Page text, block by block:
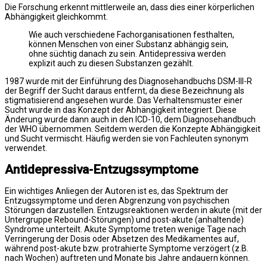
Die Forschung erkennt mittlerweile an, dass dies einer körperlichen
Abhängigkeit gleichkommt.
Wie auch verschiedene Fachorganisationen festhalten,
können Menschen von einer Substanz abhängig sein,
ohne süchtig danach zu sein. Antidepressiva werden
explizit auch zu diesen Substanzen gezählt.
1987 wurde mit der Einführung des Diagnosehandbuchs DSM-III-R
der Begriff der Sucht daraus entfernt, da diese Bezeichnung als
stigmatisierend angesehen wurde. Das Verhaltensmuster einer
Sucht wurde in das Konzept der Abhängigkeit integriert. Diese
Änderung wurde dann auch in den ICD-10, dem Diagnosehandbuch
der WHO übernommen. Seitdem werden die Konzepte Abhängigkeit
und Sucht vermischt. Häufig werden sie von Fachleuten synonym
verwendet.
Antidepressiva-Entzugssymptome
Ein wichtiges Anliegen der Autoren ist es, das Spektrum der
Entzugssymptome und deren Abgrenzung von psychischen
Störungen darzustellen. Entzugsreaktionen werden in akute (mit der
Untergruppe Rebound-Störungen) und post-akute (anhaltende)
Syndrome unterteilt. Akute Symptome treten wenige Tage nach
Verringerung der Dosis oder Absetzen des Medikamentes auf,
während post-akute bzw. protrahierte Symptome verzögert (z.B.
nach Wochen) auftreten und Monate bis Jahre andauern können.